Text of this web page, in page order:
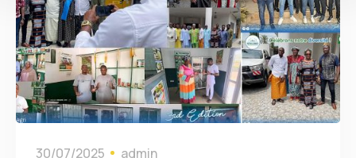
30/07/2025 admin